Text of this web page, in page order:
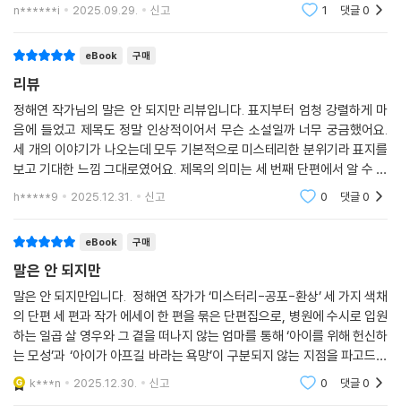
러내리고 있었다. 피는 여자의 흰 원피스를 적시고 가느다란 다리를 따라
하지만 금세 사라진 여자, 그리고 아무렇지 않게 달리는 다른 차들. 인우는
자신이 헛것을 보았다고 스스로를 다독이며 다시 차에 오르지만 공포는 끝
나지 않는다. 오히려 다른 이로부터 존재를 확인받으며 인우의 두려움은
증폭되어간다. 마이바흐의 속력을 아무리 높여봐도 어딘가에 들러붙어 차
안까지 잠식해오는 공포는 인우를 공격하고, 끝내 우리에게 실체를 드러낸
만 불안은 소거되지 않는다. 해설을 쓴 성현아 평론가의 말처럼 “공포스러
실”은 마치 “없는 것으로 여겨지기 쉬운 기체에 가깝”게 남겨진다.
녹은 듯 흘러내리는 정당한 분노
숨 쉬듯 행해지는 가학의 역사
엉뚱한 상상이 지독한 현실을 기반으로 펼쳐진다면 어떨까. 예상 못 한 상
황들을 신선해하고, 유별난 인물성에 즐거워하고, 뜻밖의 전개에 흥미로
울 수 있을까. 과연 그렇게 마냥 즐거울까.
n******i 2025.09.29. 신고 1 댓글0
eBook 구매
리뷰
정해연 작가님의 말은 안 되지만 리뷰입니다. 표지부터 엄청 강렬하게 마
음에 들었고 제목도 정말 인상적이어서 무슨 소설일까 너무 궁금했어요.
세 개의 이야기가 나오는데 모두 기본적으로 미스테리한 분위기라 표지를
보고 기대한 느낌 그대로였어요. 제목의 의미는 세 번째 단편에서 알 수 있
었어요. 재밌게 잘 읽었습니다!
h*****9 2025.12.31. 신고 0 댓글0
eBook 구매
말은 안 되지만
말은 안 되지만입니다. 정해연 작가가 ‘미스터리-공포-환상’ 세 가지 색채
의 단편 세 편과 작가 에세이 한 편을 묶은 단편집으로, 병원에 수시로 입원
하는 일곱 살 영우와 그 곁을 떠나지 않는 엄마를 통해 ‘아이를 위해 헌신하
는 모성’과 ‘아이가 아프길 바라는 욕망’이 구분되지 않는 지점을 파고드는
표제 전작이 인상적이었습니다. 같은 제목의 단편 「말은 안 되지만」에서는
k***n 2025.12.30. 신고 0 댓글0